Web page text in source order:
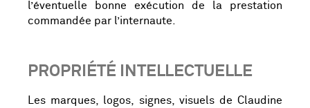
l’éventuelle bonne exécution de la prestation
commandée par l’internaute.
PROPRIÉTÉ INTELLECTUELLE
Les marques, logos, signes, visuels de Claudine